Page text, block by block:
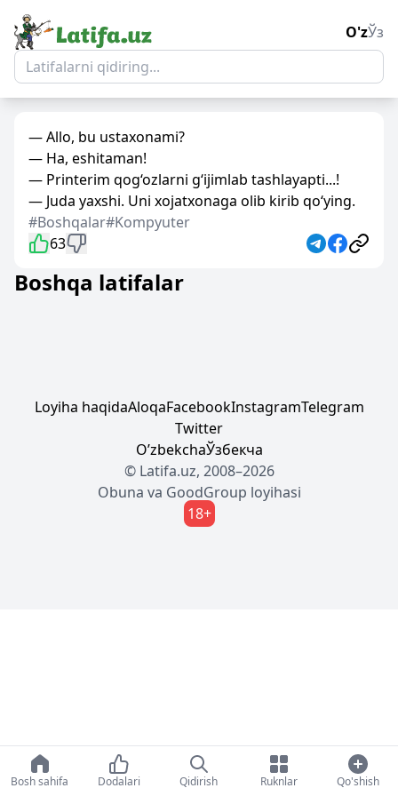
O'zЎз
— Allo, bu ustaxonami?
— Ha, eshitaman!
— Printerim qog‘ozlarni g‘ijimlab tashlayapti...!
— Juda yaxshi. Uni xojatxonaga olib kirib qo‘ying.
#Boshqalar#Kompyuter
63
Boshqa latifalar
Loyiha haqidaAloqaFacebookInstagramTelegram
Twitter
OʼzbekchaЎзбекча
© Latifa.uz, 2008–2026
Obuna va GoodGroup loyihasi
18+
Bosh sahifa Dodalari Qidirish Ruknlar Qo'shish